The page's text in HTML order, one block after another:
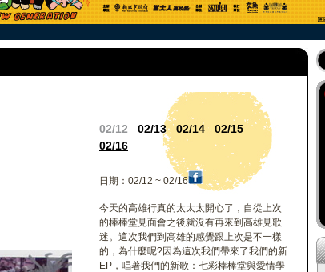
02/12 02/13 02/14
02/15
02/16
日期：02/12 ~ 02/16
今天的高雄行真的太太太開心了，自從上次
的棒棒堂見面會之後就沒有再來到高雄見歌
迷。這次我們到高雄的感覺跟上次是不一樣
的，為什麼呢?因為這次我們帶來了我們的新
EP，唱著我們的新歌：七彩棒棒堂與愛情學